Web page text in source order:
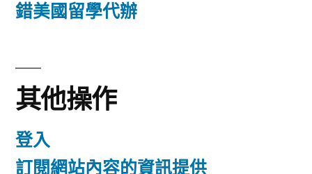
錯美國留學代辦
其他操作
登入
訂閱網站內容的資訊提供